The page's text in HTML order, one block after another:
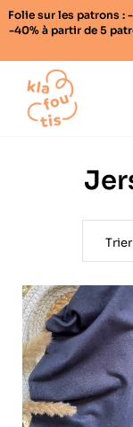
Folie sur les patrons :
-40% à partir de 5
Home